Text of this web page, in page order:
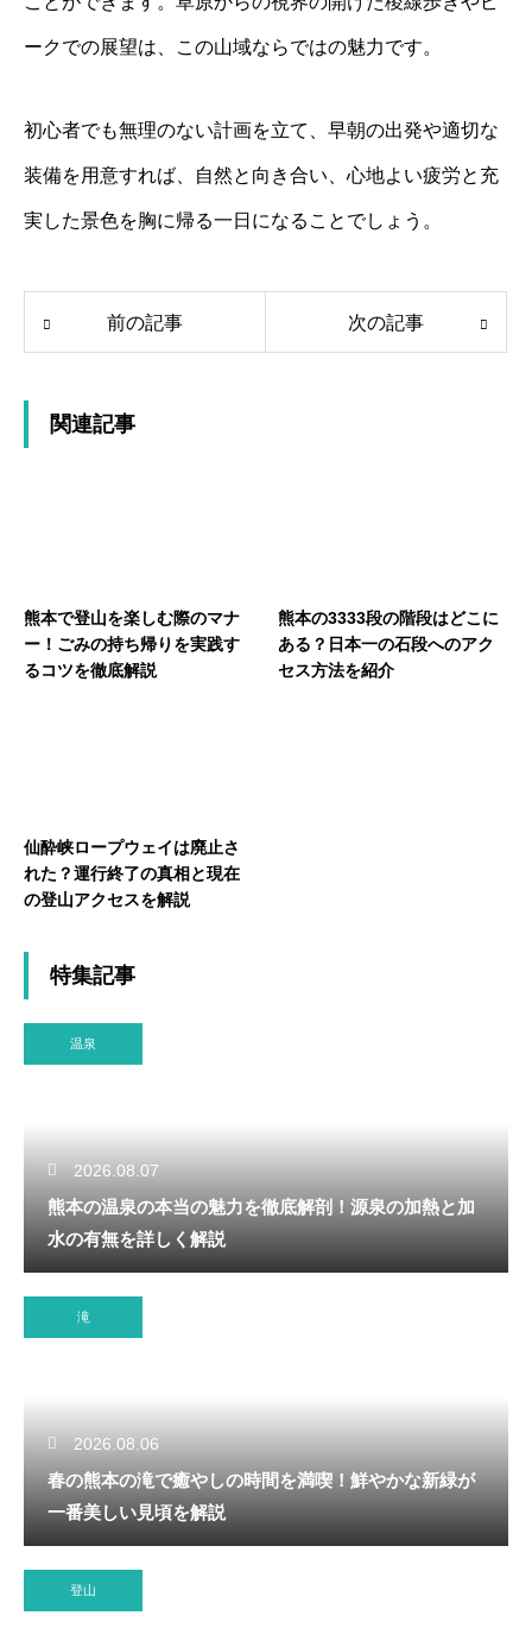
ークでの展望は、この山域ならではの魅力です。
初心者でも無理のない計画を立て、早朝の出発や適切な
装備を用意すれば、自然と向き合い、心地よい疲労と充
実した景色を胸に帰る一日になることでしょう。
前の記事 次の記事
関連記事
熊本で登山を楽しむ際のマナ
ー！ごみの持ち帰りを実践す
るコツを徹底解説
熊本の3333段の階段はどこに
ある？日本一の石段へのアク
セス方法を紹介
仙酔峡ロープウェイは廃止さ
れた？運行終了の真相と現在
の登山アクセスを解説
特集記事
温泉
2026.08.07
熊本の温泉の本当の魅力を徹底解剖！源泉の加熱と加
水の有無を詳しく解説
滝
2026.08.06
春の熊本の滝で癒やしの時間を満喫！鮮やかな新緑が
一番美しい見頃を解説
登山